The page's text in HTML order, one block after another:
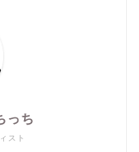
スト
っち